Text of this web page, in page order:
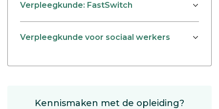
Verpleegkunde: FastSwitch
Verpleegkunde voor sociaal werkers
Kennismaken met de opleiding?